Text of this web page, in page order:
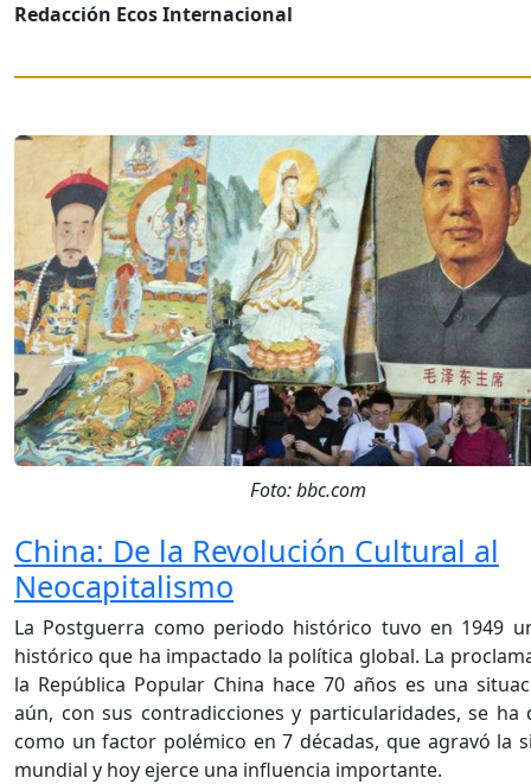
Redacción Ecos Internacional
Foto: bbc.com
China: De la Revolución Cultural al
Neocapitalismo
La Postguerra como periodo histórico tuvo en 1949
histórico que ha impactado la política global. La
la República Popular China hace 70 años es una
aún, con sus contradicciones y particularidades, se ha
como un factor polémico en 7 décadas, que agravó la
mundial y hoy ejerce una influencia importante.